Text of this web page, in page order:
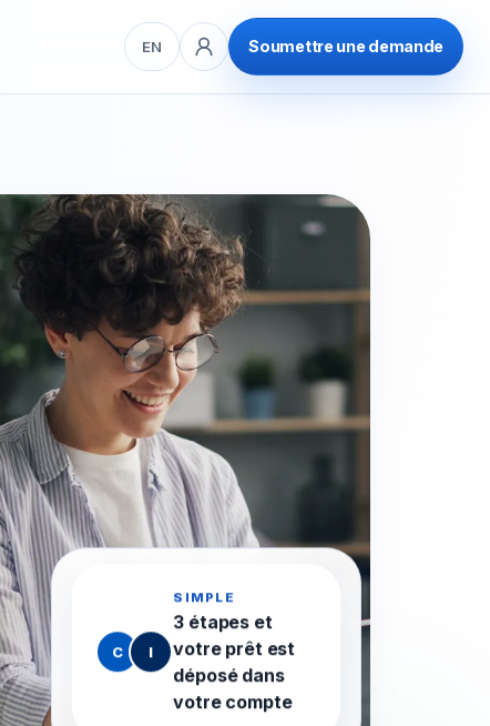
EN Soumettre une demande
C I
SIMPLE
3 étapes et
votre prêt est
déposé dans
votre compte